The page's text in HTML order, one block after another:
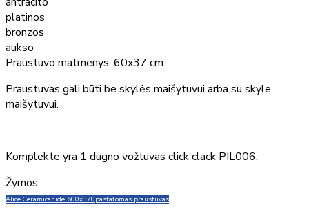
platinos
bronzos
aukso
Praustuvo matmenys: 60x37 cm.
Praustuvas gali būti be skylės maišytuvui arba su skyle
maišytuvui.
Komplekte yra 1 dugno vožtuvas click clack PIL006.
Žymos:
Alice Ceramicahide 600x370pastatomas praustuvas